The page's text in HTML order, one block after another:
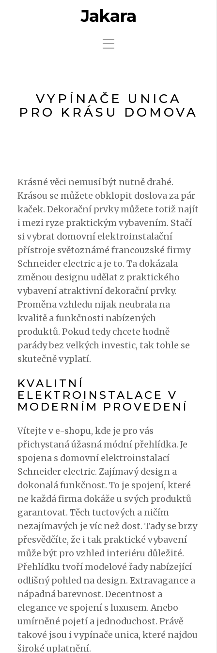
Jakara
VYPÍNAČE UNICA
PRO KRÁSU DOMOVA
Krásné věci nemusí být nutně drahé.
Krásou se můžete obklopit doslova za pár
kaček. Dekorační prvky můžete totiž najít
i mezi ryze praktickým vybavením. Stačí
si vybrat domovní elektroinstalační
přístroje světoznámé francouzské firmy
Schneider electric a je to. Ta dokázala
změnou designu udělat z praktického
vybavení atraktivní dekorační prvky.
Proměna vzhledu nijak neubrala na
kvalitě a funkčnosti nabízených
produktů. Pokud tedy chcete hodně
parády bez velkých investic, tak tohle se
skutečně vyplatí.
KVALITNÍ
ELEKTROINSTALACE V
MODERNÍM PROVEDENÍ
Vítejte v e-shopu, kde je pro vás
přichystaná úžasná módní přehlídka. Je
spojena s domovní elektroinstalací
Schneider electric. Zajímavý design a
dokonalá funkčnost. To je spojení, které
ne každá firma dokáže u svých produktů
garantovat. Těch tuctových a ničím
nezajímavých je víc než dost. Tady se brzy
přesvědčíte, že i tak praktické vybavení
může být pro vzhled interiéru důležité.
Přehlídku tvoří modelové řady nabízející
odlišný pohled na design. Extravagance a
nápadná barevnost. Decentnost a
elegance ve spojení s luxusem. Anebo
umírněné pojetí a jednoduchost. Právě
takové jsou ivypínače unica, které najdou
široké uplatnění.